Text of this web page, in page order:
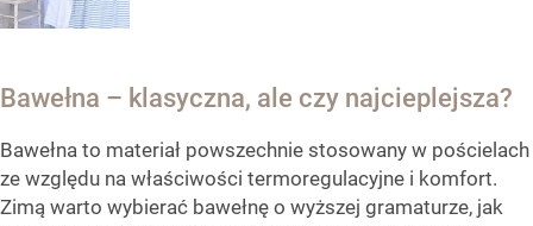
Bawełna – klasyczna, ale czy najcieplejsza?
Bawełna to materiał powszechnie stosowany w pościelach
ze względu na właściwości termoregulacyjne i komfort.
Zimą warto wybierać bawełnę o wyższej gramaturze, jak